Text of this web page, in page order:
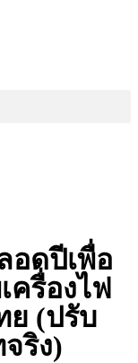
อดปีเพื่อ
ครื่องไฟ
ย (ปรับ
ริง)